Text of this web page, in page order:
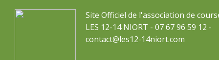
Site Officiel de l'association de
LES 12-14 NIORT - 07 67 96 59 12 -
contact@les12-14niort.com